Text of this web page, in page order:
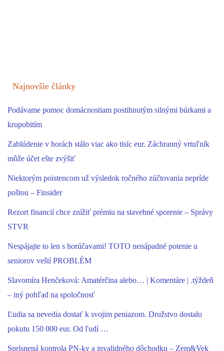
Najnovšie články
Podávame pomoc domácnostiam postihnutým silnými búrkami a
krupobitím
Zablúdenie v horách stálo viac ako tisíc eur. Záchranný vrtuľník
môže účet ešte zvýšiť
Niektorým poistencom už výsledok ročného zúčtovania nepríde
poštou – Finsider
Rezort financií chce znížiť prémiu na stavebné sporenie – Správy
STVR
Nespájajte to len s horúčavami! TOTO nenápadné potenie u
seniorov veští PROBLÉM
Slavomíra Henčeková: Amatérčina alebo… | Komentáre | .týždeň
– iný pohľad na spoločnosť
Ľudia sa nevedia dostať k svojim peniazom. Družstvo dostalo
pokutu 150 000 eur. Od ľudí …
Sprísnená kontrola PN-ky a invalidného dôchodku – Zem&Vek